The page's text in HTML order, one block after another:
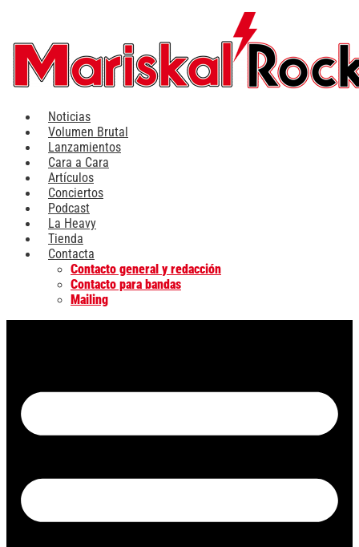
contenido
Noticias
Volumen Brutal
Lanzamientos
Cara a Cara
Artículos
Conciertos
Podcast
La Heavy
Tienda
Contacta
Contacto general y redacción
Contacto para bandas
Mailing